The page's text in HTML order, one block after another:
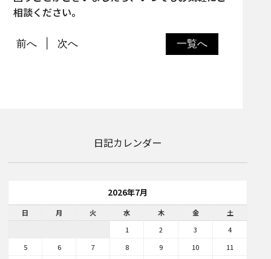
相談ください。
一覧へ
前へ 次へ
日記カレンダー
2026年7月
日 月 火 水 木 金 土
1 2 3
4
5
6 7 8 9 10
11